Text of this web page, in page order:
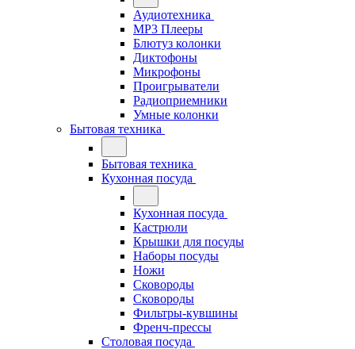
Аудиотехника
MP3 Плееры
Блютуз колонки
Диктофоны
Микрофоны
Проигрыватели
Радиоприемники
Умные колонки
Бытовая техника
Бытовая техника
Кухонная посуда
Кухонная посуда
Кастрюли
Крышки для посуды
Наборы посуды
Ножи
Сковороды
Сковороды
Фильтры-кувшины
Френч-прессы
Столовая посуда